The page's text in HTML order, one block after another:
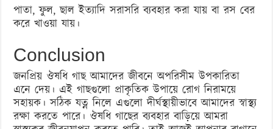
পাতা, ফুল, ছাল ইত্যাদি সরাসরি ব্যবহার করা যায় বা রস বের
করে খাওয়া যায়।
Conclusion
জনপ্রিয় ঔষধি গাছ আমাদের জীবনে অপরিসীম উপকারিতা
এনে দেয়। এই গাছগুলো প্রাকৃতিক উপায়ে রোগ নিরাময়ে
সহায়ক। সঠিক যত্ন নিলে এগুলো দীর্ঘস্থায়ীভাবে আমাদের স্বাস্থ্য
রক্ষা করতে পারে। ঔষধি গাছের ব্যবহার বাড়িয়ে আমরা